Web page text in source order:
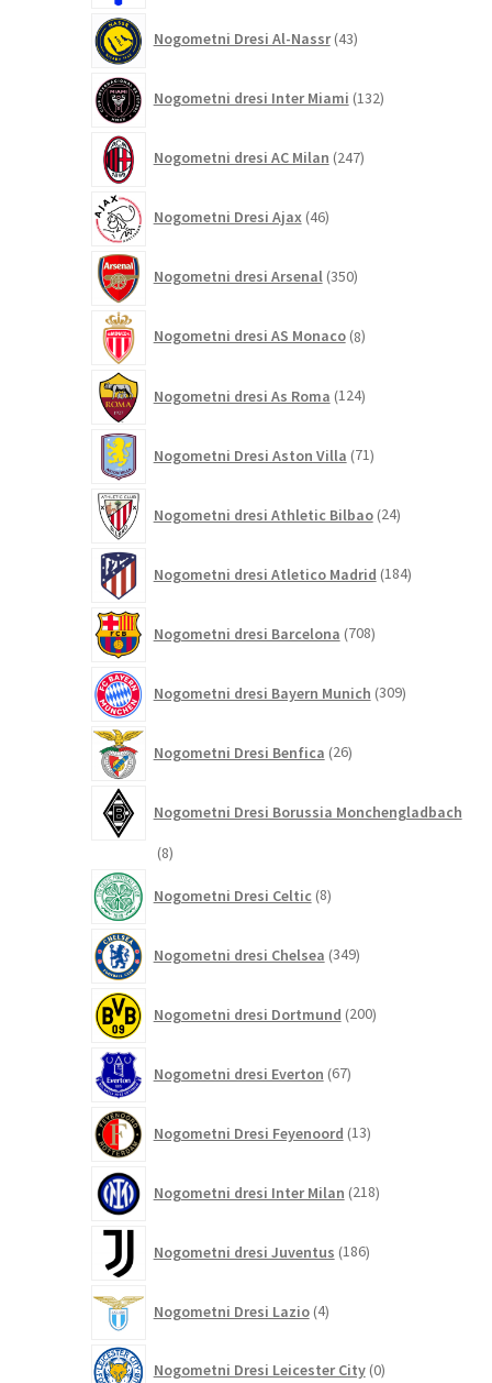
Nogometni Dresi Al-Nassr 43izdelkov
Nogometni dresi Inter Miami 132izdelkov
Nogometni dresi AC Milan 247izdelkov
Nogometni Dresi Ajax 46izdelkov
Nogometni dresi Arsenal 350izdelkov
Nogometni dresi AS Monaco 8izdelkov
Nogometni dresi As Roma 124izdelkov
Nogometni Dresi Aston Villa 71izdelkov
Nogometni dresi Athletic Bilbao 24izdelkov
Nogometni dresi Atletico Madrid 184izdelkov
Nogometni dresi Barcelona 708izdelkov
Nogometni dresi Bayern Munich 309izdelkov
Nogometni Dresi Benfica 26izdelkov
Nogometni Dresi Borussia Monchengladbach
88
Nogometni Dresi Celtic 8izdelkov
Nogometni dresi Chelsea 349izdelkov
Nogometni dresi Dortmund 200izdelkov
Nogometni dresi Everton 67izdelkov
Nogometni Dresi Feyenoord 13izdelkov
Nogometni dresi Inter Milan 218izdelkov
Nogometni dresi Juventus 186izdelkov
Nogometni Dresi Lazio 4izdelki
Nogometni Dresi Leicester City 0